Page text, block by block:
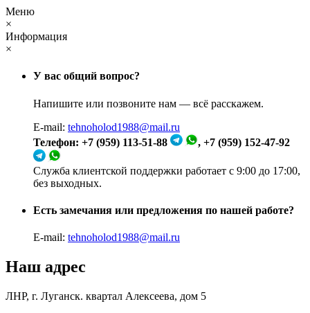
Меню
×
Информация
×
У вас общий вопрос?
Напишите или позвоните нам — всё расскажем.
E-mail: tehnoholod1988@mail.ru
Телефон: +7 (959) 113-51-88
, +7 (959) 152-47-92
Служба клиентской поддержки работает с 9:00 до 17:00,
без выходных.
Есть замечания или предложения по нашей работе?
E-mail: tehnoholod1988@mail.ru
Наш адрес
ЛНР, г. Луганск. квартал Алексеева, дом 5